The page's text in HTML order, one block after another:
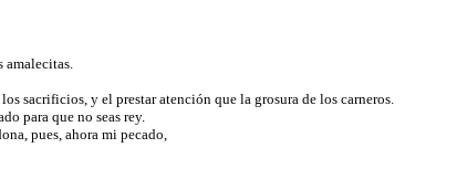
amalecitas.
sacrificios, y el prestar atención que la grosura de los carneros.
para que no seas rey.
pues, ahora mi pecado,